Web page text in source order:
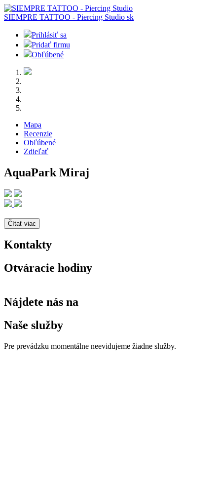
SIEMPRE TATTOO - Piercing Studio sk
Prihlásiť sa
Pridať firmu
Obľúbené
Mapa
Recenzie
Obľúbené
Zdieľať
AquaPark Miraj
Čítať viac
Kontakty
Otváracie hodiny
Nájdete nás na
Naše služby
Pre prevádzku momentálne neevidujeme žiadne služby.